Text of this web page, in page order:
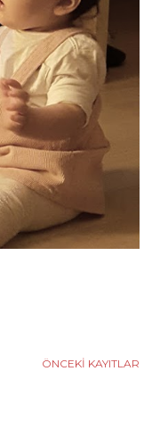
ÖNCEKI KAYITLAR